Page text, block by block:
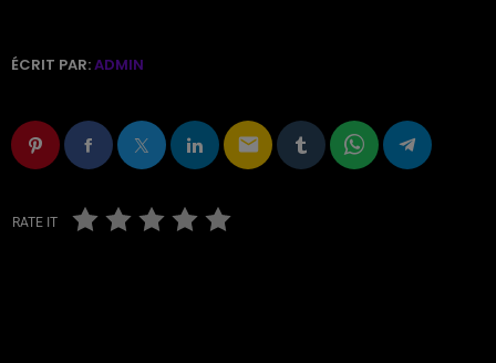
ÉCRIT PAR:ADMIN
email
RATE IT